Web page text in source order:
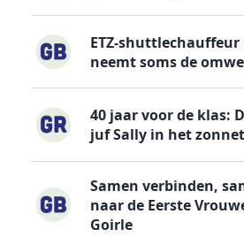
ETZ-
neemt soms de
40 jaar voor de klas:
juf Sally in het
Samen verbinden,
naar de Eerste
Goirle